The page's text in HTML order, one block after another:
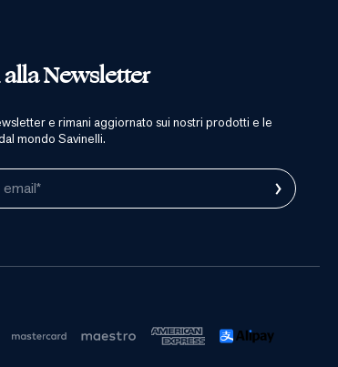
Newsletter
e rimani aggiornato sui nostri prodotti e le
mondo Savinelli.
›